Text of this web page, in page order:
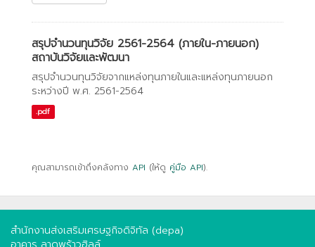
สรุปจำนวนทุนวิจัย 2561-2564 (ภายใน-ภายนอก)
สถาบันวิจัยและพัฒนา
สรุปจำนวนทุนวิจัยจากแหล่งทุนภายในและแหล่งทุนภายนอก
ระหว่างปี พ.ศ. 2561-2564
.pdf
คุณสามารถเข้าถึงคลังทาง API (ให้ดู คู่มือ API).
สำนักงานส่งเสริมเศรษฐกิจดิจิทัล (depa)